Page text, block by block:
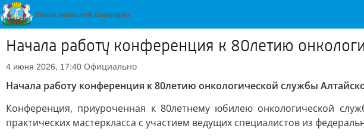
Начала работу конференция к 80летию
4 июня 2026, 17:40 Официально
Начала работу конференция к 80летию онкологической службы
Конференция, приуроченная к 80летнему юбилею онкологической
практических мастеркласса с участием ведущих специалистов из